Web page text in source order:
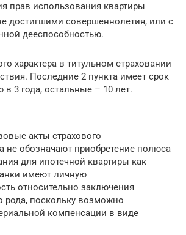
прав использования квартиры
достигшими совершеннолетия, или с
дееспособностью.
характера в титульном страховании
Последние 2 пункта имеет срок
3 года, остальные – 10 лет.
акты страхового
не обозначают приобретение полюса
для ипотечной квартиры как
имеют личную
относительно заключения
рода, поскольку возможно
компенсации в виде